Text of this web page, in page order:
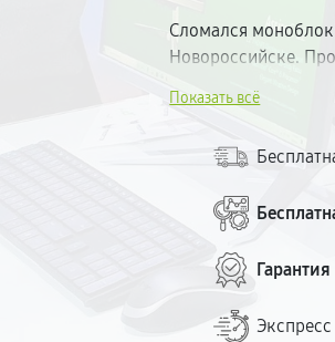
Сломался
Новороссийске.
гарантию на все
Показать всё
Гарантия